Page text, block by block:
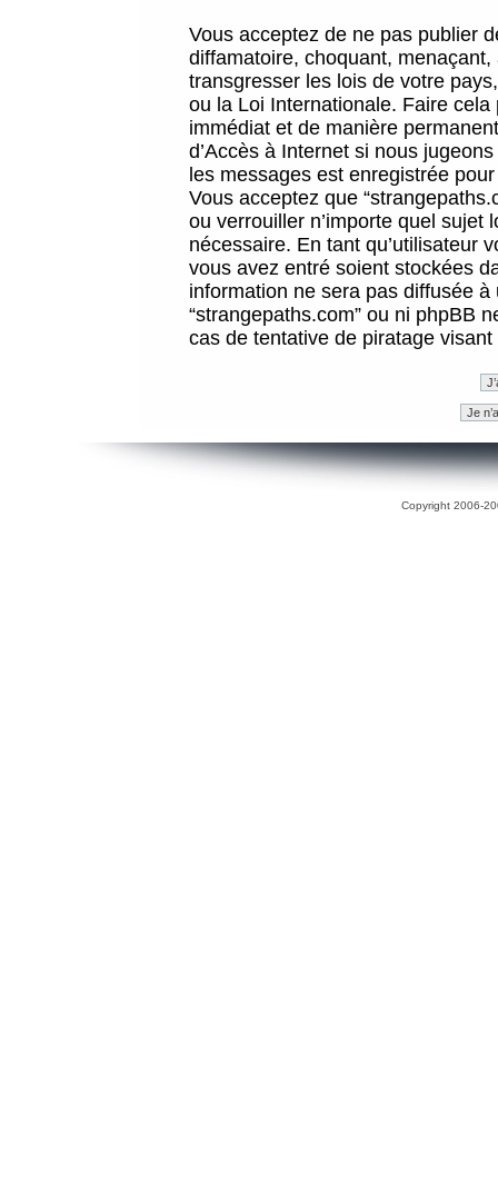
Vous acceptez de ne pas publier
diffamatoire, choquant,
transgresser les lois de votre
ou la Loi Internationale. Faire
immédiat et de manière
d’Accès à Internet si nous
les messages est enregistrée
Vous acceptez que
ou verrouiller n’importe quel sujet
nécessaire. En tant qu’utilisateur
vous avez entré soient stockées
information ne sera pas diffusée
“strangepaths.com” ou ni phpBB
cas de tentative de piratage
Copyright 2006-